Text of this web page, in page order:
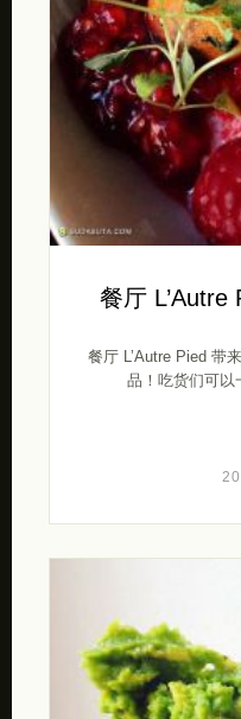
餐厅 L’Autre
餐厅 L’Autre Pied 带
品！吃货们可